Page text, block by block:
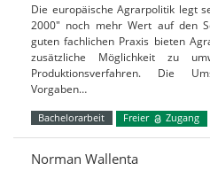
Die europäische Agrarpolitik legt
2000" noch mehr Wert auf den
guten fachlichen Praxis bieten
zusätzliche Möglichkeit zu
Produktionsverfahren. Die
Vorgaben…
Bachelorarbeit Freier Zugang
Norman Wallenta